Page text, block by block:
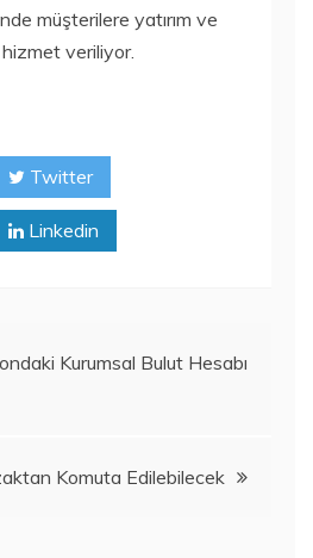
müşterilere yatırım ve
veriliyor.
Twitter
Linkedin
Kurumsal Bulut Hesabı
Komuta Edilebilecek